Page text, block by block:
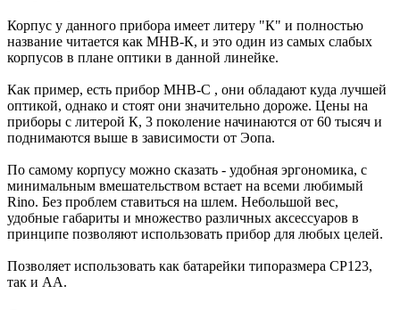
Корпус у данного прибора имеет литеру "К" и полностью
название читается как МНВ-К, и это один из самых слабых
корпусов в плане оптики в данной линейке.
Как пример, есть прибор МНВ-С , они обладают куда лучшей
оптикой, однако и стоят они значительно дороже. Цены на
приборы с литерой К, 3 поколение начинаются от 60 тысяч и
поднимаются выше в зависимости от Эопа.
По самому корпусу можно сказать - удобная эргономика, с
минимальным вмешательством встает на всеми любимый
Rino. Без проблем ставиться на шлем. Небольшой вес,
удобные габариты и множество различных аксессуаров в
принципе позволяют использовать прибор для любых целей.
Позволяет использовать как батарейки типоразмера СР123,
так и АА.